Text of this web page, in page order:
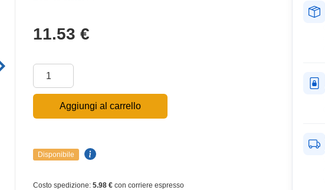
11.53 €
Aggiungi al carrello
Disponibile
Costo spedizione: 5.98 € con corriere espresso